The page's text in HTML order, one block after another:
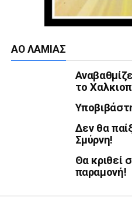
ΑΟ ΛΑΜΊΑΣ
το
Δεν θα
Σμύρνη!
Θα κριθεί
παραμονή!